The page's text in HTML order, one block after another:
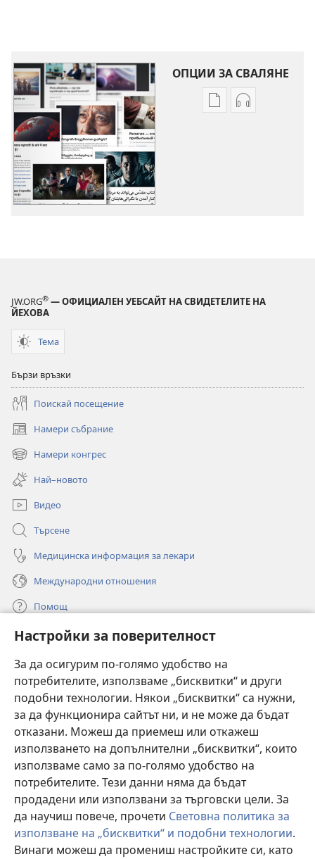
Настройки за поверителност
За да осигурим по-голямо удобство на
потребителите, използваме „бисквитки“ и други
подобни технологии. Някои „бисквитки“ са нужни,
за да функционира сайтът ни, и не може да бъдат
отказани. Можеш да приемеш или откажеш
използването на допълнителни „бисквитки“, които
използваме само за по-голямо удобство на
потребителите. Тези данни няма да бъдат
продадени или използвани за търговски цели. За
да научиш повече, прочети Световна политика за
използване на „бисквитки“ и подобни технологии.
Винаги можеш да промениш настройките си, като
ОПЦИИ ЗА СВАЛЯНЕ
ОпцииОпции
JW.ORG® — ОФИЦИАЛЕН УЕБСАЙТ НА СВИДЕТЕЛИТЕ НА
ЙЕХОВА
Тема
Бързи връзки
Поискай посещение
Намери събрание
(отваря
нов
прозорец)
Намери конгрес
(отваря
нов
прозорец)
Най–новото
Видео
Търсене
Медицинска информация за лекари
Международни отношения
Помощ
Дарения
нов
прозорец)ОНЛАЙН БИБЛИОТЕКА „Стражева кула“
(отваря
нов
прозорец)
JW Hub
(отваря
нов
прозорец)JW Library
Watchtower Library ®
Copyright© 2026 Watch Tower Bible and Tract Society of Pennsylvania.